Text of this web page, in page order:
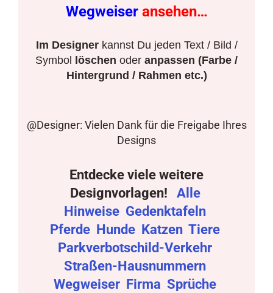
Wegweiser ansehen…
Im Designerkannst Du jeden Text / Bild /
Symbol
löschen oder anpassen (Farbe /
Hintergrund / Rahmen etc.)
@Designer: Vielen Dank für die Freigabe Ihres
Designs
Entdecke viele weitere
Designvorlagen!
Alle
Hinweise Gedenktafeln
Pferde Hunde Katzen Tiere
Parkverbotschild-Verkehr
Straßen-Hausnummern
Wegweiser Firma Sprüche